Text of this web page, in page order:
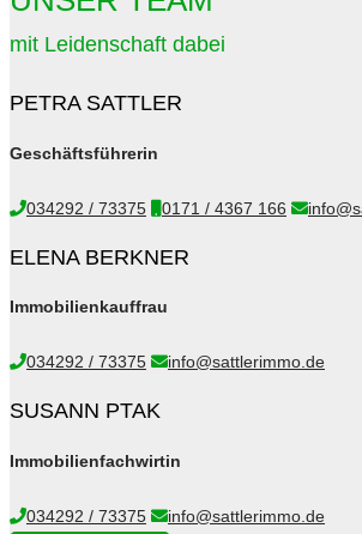
mit Leidenschaft dabei
PETRA SATTLER
Geschäftsführerin
034292 / 73375 0171 / 4367 166
ELENA BERKNER
Immobilienkauffrau
034292 / 73375 info@sattlerimmo.de
SUSANN PTAK
Immobilienfachwirtin
034292 / 73375 info@sattlerimmo.de